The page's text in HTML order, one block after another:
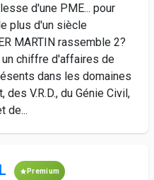
d'une PME... pour
plus d'un siècle
MARTIN rassemble 2?
chiffre d'affaires de
dans les domaines
V.R.D., du Génie Civil,
de...
Premium